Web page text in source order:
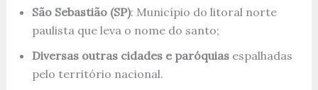
São Sebastião (SP): Município do litoral norte
paulista que leva o nome do santo;
Diversas outras cidades e paróquiasespalhadas
pelo território nacional.